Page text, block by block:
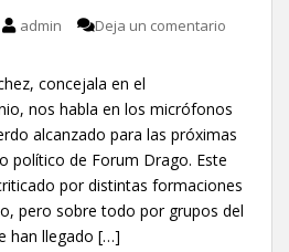
admin Deja un comentario
concejala en el
nos habla en los micrófonos
alcanzado para las próximas
político de Forum Drago. Este
por distintas formaciones
pero sobre todo por grupos del
han llegado […]